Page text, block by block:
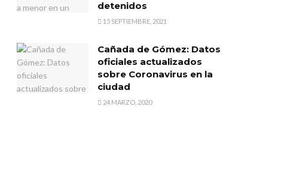
detenidos
15 SEPTIEMBRE, 2021
Cañada de Gómez: Datos
oficiales actualizados
sobre Coronavirus en la
ciudad
24 MARZO, 2020